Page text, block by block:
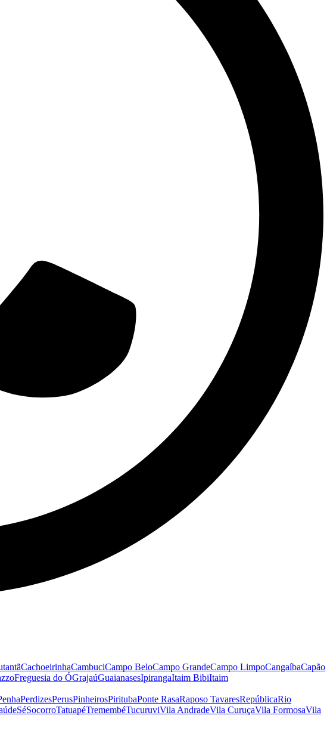
CachoeirinhaCambuciCampo BeloCampo GrandeCampo LimpoCangaíbaCapão
Freguesia do ÓGrajaúGuaianasesIpirangaItaim BibiItaim
PerdizesPerusPinheirosPiritubaPonte RasaRaposo TavaresRepúblicaRio
SéSocorroTatuapéTremembéTucuruviVila AndradeVila CuruçaVila FormosaVila